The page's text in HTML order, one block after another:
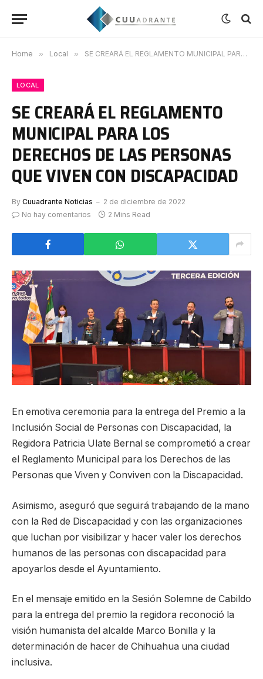
Home » Local » SE CREARÁ EL REGLAMENTO MUNICIPAL PARA LOS DERECHOS DE LAS PERSONAS QUE VIVEN CON DISCAPACIDAD
LOCAL
SE CREARÁ EL REGLAMENTO
MUNICIPAL PARA LOS
DERECHOS DE LAS PERSONAS
QUE VIVEN CON DISCAPACIDAD
By Cuuadrante Noticias
2 de diciembre de 2022
No hay comentarios
2 Mins Read
En emotiva ceremonia para la entrega del Premio a la
Inclusión Social de Personas con Discapacidad, la
Regidora Patricia Ulate Bernal se comprometió a crear
el Reglamento Municipal para los Derechos de las
Personas que Viven y Conviven con la Discapacidad.
Asimismo, aseguró que seguirá trabajando de la mano
con la Red de Discapacidad y con las organizaciones
que luchan por visibilizar y hacer valer los derechos
humanos de las personas con discapacidad para
apoyarlos desde el Ayuntamiento.
En el mensaje emitido en la Sesión Solemne de Cabildo
para la entrega del premio la regidora reconoció la
visión humanista del alcalde Marco Bonilla y la
determinación de hacer de Chihuahua una ciudad
inclusiva.